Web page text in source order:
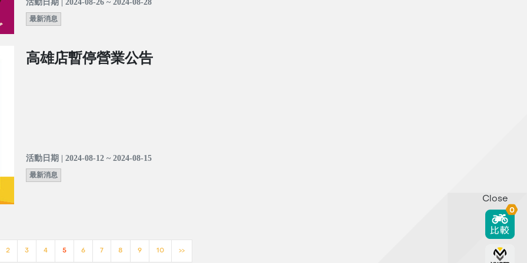
活動日期 | 2024-08-26 ~ 2024-08-28
最新消息
高雄店暫停營業公告
活動日期 | 2024-08-12 ~ 2024-08-15
最新消息
2 3 4 5 6 7 8 9 10 >>
Close
0